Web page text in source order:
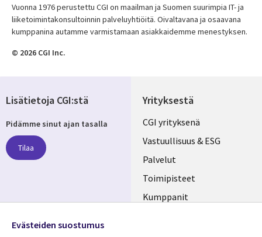
Vuonna 1976 perustettu CGI on maailman ja Suomen suurimpia IT- ja
liiketoimintakonsultoinnin palveluyhtiöitä. Oivaltavana ja osaavana
kumppanina autamme varmistamaan asiakkaidemme menestyksen.
© 2026 CGI Inc.
Yrityksestä
Useful
links
FINLAND
CGI yrityksenä
Vastuullisuus & ESG
Palvelut
Toimipisteet
Kumppanit
Lisätietoja CGI:stä
Pidämme sinut ajan tasalla
Tilaa
Evästeiden suostumus